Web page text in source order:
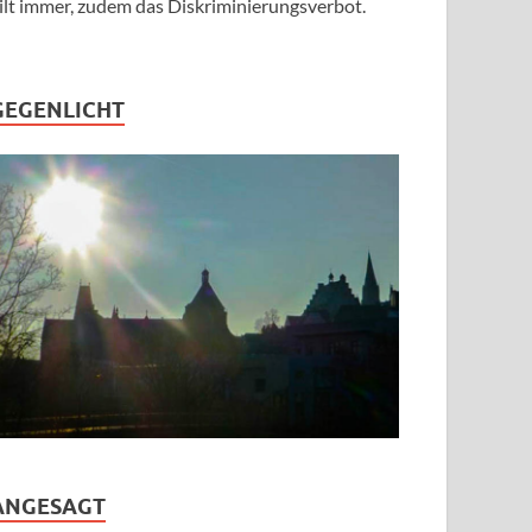
immer, zudem das Diskriminierungsverbot.